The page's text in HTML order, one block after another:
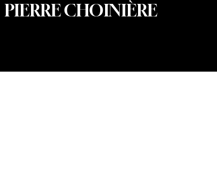
PIERRE CHOINIÈRE